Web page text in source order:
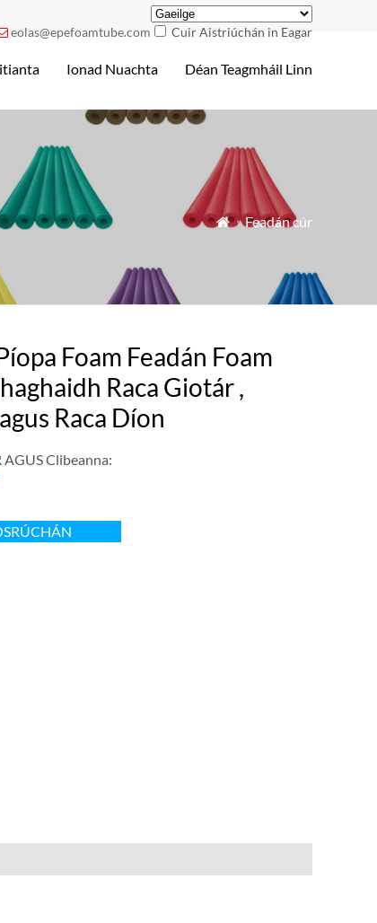
eolas@epefoamtube.com Cuir Aistriúchán in Eagar
Ionad Nuachta Déan Teagmháil Linn
 »Feadán cúr
Foam Feadán Foam
Raca Giotár ,
Raca Díon
AGUS Clibeanna: